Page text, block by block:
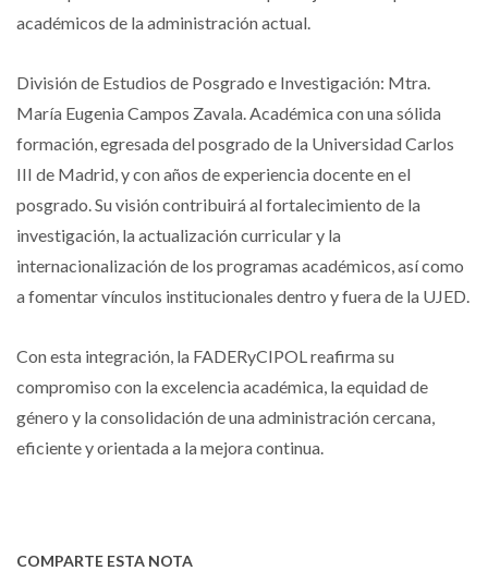
académicos de la administración actual.
División de Estudios de Posgrado e Investigación: Mtra.
María Eugenia Campos Zavala. Académica con una sólida
formación, egresada del posgrado de la Universidad Carlos
III de Madrid, y con años de experiencia docente en el
posgrado. Su visión contribuirá al fortalecimiento de la
investigación, la actualización curricular y la
internacionalización de los programas académicos, así como
a fomentar vínculos institucionales dentro y fuera de la UJED.
Con esta integración, la FADERyCIPOL reafirma su
compromiso con la excelencia académica, la equidad de
género y la consolidación de una administración cercana,
eficiente y orientada a la mejora continua.
COMPARTE ESTA NOTA